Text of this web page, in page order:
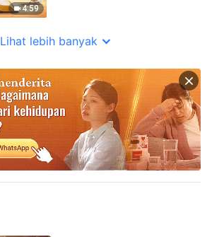
4:59
Lihat lebih banyak